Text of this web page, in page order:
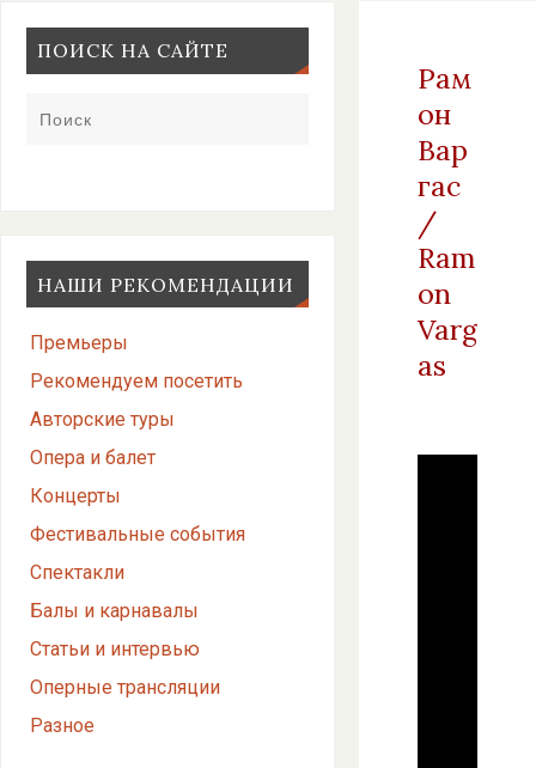
Рам
он
Вар
гас
/
Ram
on
Varg
as
ПОИСК НА САЙТЕ
НАШИ РЕКОМЕНДАЦИИ
Премьеры
Рекомендуем посетить
Авторские туры
Опера и балет
Концерты
Фестивальные события
Спектакли
Балы и карнавалы
Статьи и интервью
Оперные трансляции
Разное